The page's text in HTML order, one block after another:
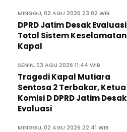
MINGGU, 02 AGU 2026 23:02 WIB
DPRD Jatim Desak Evaluasi
Total Sistem Keselamatan
Kapal
SENIN, 03 AGU 2026 11:44 WIB
Tragedi Kapal Mutiara
Sentosa 2 Terbakar, Ketua
Komisi D DPRD Jatim Desak
Evaluasi
MINGGU, 02 AGU 2026 22:41 WIB